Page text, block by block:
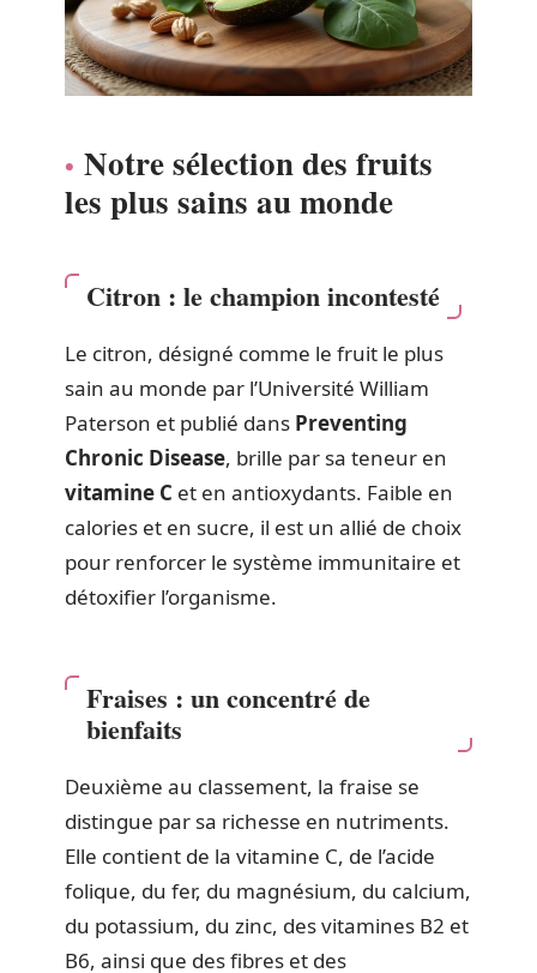
Notre sélection des fruits
les plus sains au monde
Citron : le champion incontesté
Le citron, désigné comme le fruit le plus
sain au monde par l’Université William
Paterson et publié dans Preventing
Chronic Disease, brille par sa teneur en
vitamine C et en antioxydants. Faible en
calories et en sucre, il est un allié de choix
pour renforcer le système immunitaire et
détoxifier l’organisme.
Fraises : un concentré de
bienfaits
Deuxième au classement, la fraise se
distingue par sa richesse en nutriments.
Elle contient de la vitamine C, de l’acide
folique, du fer, du magnésium, du calcium,
du potassium, du zinc, des vitamines B2 et
B6, ainsi que des fibres et des